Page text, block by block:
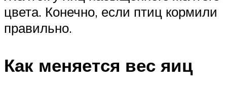
цвета. Конечно, если птиц кормили
правильно.
Как меняется вес яиц